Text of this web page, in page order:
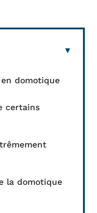
domotique
certains
la domotique